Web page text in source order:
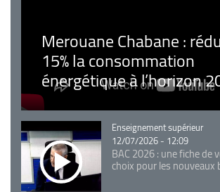
Merouane Chabane :
15% la consommation
énergétique à l’horizon
Catégorie
Enseignement supérieur
12/07/2026 - 12:09
BAC 2026 : une fiche de
choix pour les nouveaux